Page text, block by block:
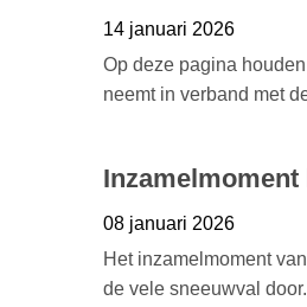
14 januari 2026
Op deze pagina
neemt in verband met
08 januari 2026
Het inzamelmoment
de vele sneeuwval